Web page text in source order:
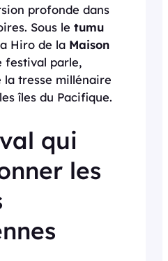
profonde dans
Sous le tumu
Hiro de la Maison
festival parle,
la tresse millénaire
îles du Pacifique.
qui
les